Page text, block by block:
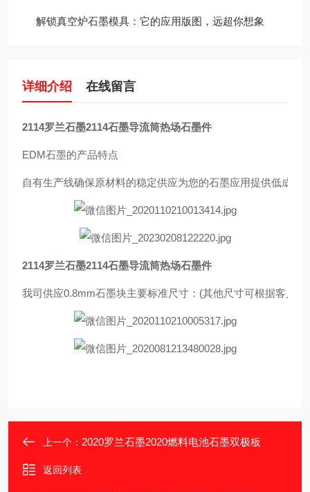
解锁真空炉石墨模具：它的应用版图，远超你想象
详细介绍 在线留言
2114罗兰石墨2114石墨导流筒热场石墨件
EDM石墨的产品特点
自有生产线确保原材料的稳定供应为您的石墨应用提供低成
2114罗兰石墨2114石墨导流筒热场石墨件
我司供应0.8mm石墨块主要标准尺寸：(其他尺寸可根据客户
上一个： 2020罗兰石墨2020燃料电池石墨双极板
返回列表